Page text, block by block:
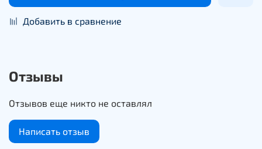
Добавить в сравнение
Отзывы
Отзывов еще никто не оставлял
Написать отзыв